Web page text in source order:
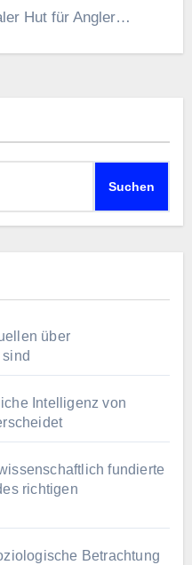
Hut für Angler…
Suchen
über
Intelligenz von
fundierte
richtigen
Betrachtung